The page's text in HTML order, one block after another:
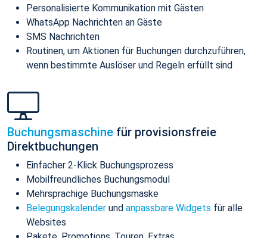
Personalisierte Kommunikation mit Gästen
WhatsApp Nachrichten an Gäste
SMS Nachrichten
Routinen, um Aktionen für Buchungen durchzuführen,
wenn bestimmte Auslöser und Regeln erfüllt sind
Buchungsmaschine für provisionsfreie
Direktbuchungen
Einfacher 2-Klick Buchungsprozess
Mobilfreundliches Buchungsmodul
Mehrsprachige Buchungsmaske
Belegungskalender und anpassbare Widgets für alle
Websites